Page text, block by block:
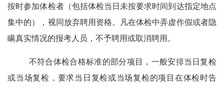
按时参加体检者（包括体检当日未按要求时间到达指定地点
集中的），视同放弃聘用资格。凡在体检中弄虚作假或者隐
瞒真实情况的报考人员，不予聘用或取消聘用。
不符合体检合格标准的部分项目，一般安排当日复检
或当场复检，要求当日复检或当场复检的项目在体检时告